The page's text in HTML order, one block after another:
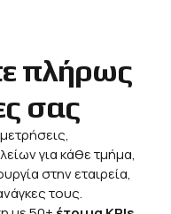
πλήρως
σας
για κάθε τμήμα,
στην εταιρεία,
τους.